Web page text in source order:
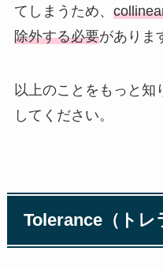
てしまうため、
除外する必要がありま
以上のことをもっと知
してください。
Tolerance（トレ